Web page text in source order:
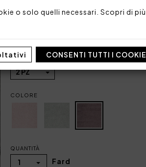
o solo quelli necessari. Scopri di più
CONSENTI TUTTI I COOKIE
Codice: 102010210
TAGLIA/MISURA
2 PZ
COLORE
QUANTITÀ
1 Fard